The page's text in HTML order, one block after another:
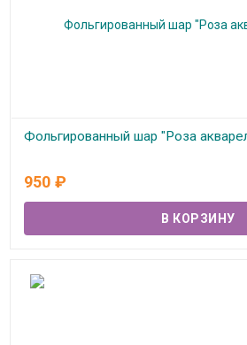
Фольгированный шар "Роза
950 ₽